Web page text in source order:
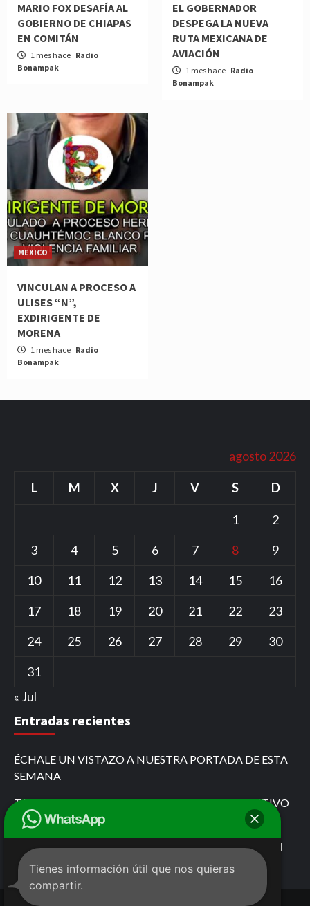
MARIO FOX DESAFÍA AL
GOBIERNO DE CHIAPAS
EN COMITÁN
1 mes hace Radio
Bonampak
EL GOBERNADOR
DESPEGA LA NUEVA
RUTA MEXICANA DE
AVIACIÓN
1 mes hace Radio
Bonampak
MEXICO
VINCULAN A PROCESO A
ULISES “N”,
EXDIRIGENTE DE
MORENA
1 mes hace Radio
Bonampak
agosto 2026
L M X J V S D
1
2
3
4 5 6 7 8
9
10
11 12 13 14 15
16
17
18 19 20 21 22
23
24
25 26 27 28 29
30
31
« Jul
Entradas recientes
ÉCHALE UN VISTAZO A NUESTRA PORTADA DE ESTA
SEMANA
TARJETA ROJA POR PASARSE EL ROJO EL COLECTIVO
QUE SE CREYÓ DE FÓRMULA 1
MARIO FOX DESAFÍA AL GOBIERNO DE CHIAPAS EN
COMITÁN
Tienes información útil que nos quieras
compartir.